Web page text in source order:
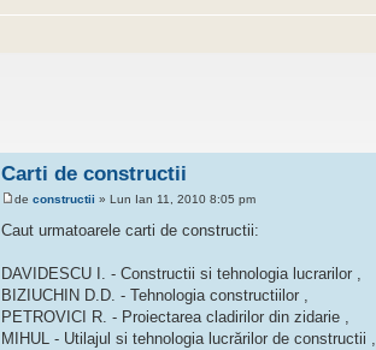
Carti de constructii
de constructii » Lun Ian 11, 2010 8:05 pm
Caut urmatoarele carti de constructii:
DAVIDESCU I. - Constructii si tehnologia lucrarilor ,
BIZIUCHIN D.D. - Tehnologia constructiilor ,
PETROVICI R. - Proiectarea cladirilor din zidarie ,
MIHUL - Utilajul si tehnologia lucrărilor de constructii ,